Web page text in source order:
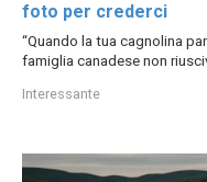
foto per crederci
“Quando la tua cagnolina
famiglia canadese non
Interessante